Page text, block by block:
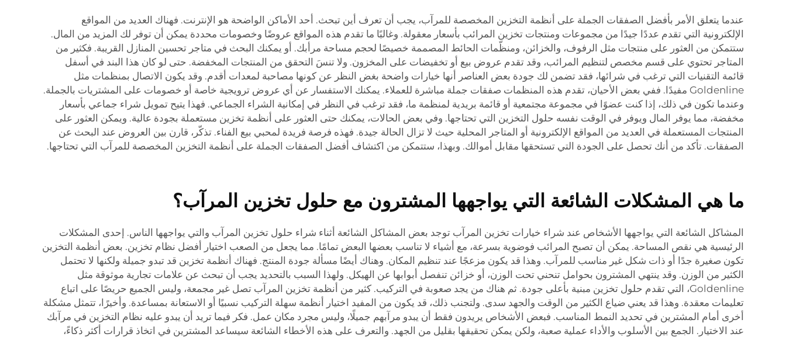
عندما يتعلق الأمر بأفضل الصفقات الجملة على أنظمة التخزين المخصصة للمرآب، يجب أن تعرف أين تبحث. أحد الأماكن الواضحة هو الإنترنت. فهناك العديد من المواقع
الإلكترونية التي تقدم عددًا جيدًا من مجموعات ومنتجات تخزين المرائب بأسعار معقولة. وغالبًا ما تقدم هذه المواقع عروضًا وخصومات محددة يمكن أن توفر لك المزيد من المال.
ستتمكن من العثور على منتجات مثل الرفوف، والخزائن، ومنظّمات الحائط المصممة خصيصًا لحجم مساحة مرأبك. أو يمكنك البحث في متاجر تحسين المنازل القريبة. فكثير من
المتاجر تحتوي على قسم مخصص لتنظيم المرائب، وقد تقدم عروض بيع أو تخفيضات على المخزون. ولا تنسَ التحقق من المنتجات المخفضة. حتى لو كان هذا البند في أسفل
قائمة التقنيات التي ترغب في شرائها، فقد تضمن لك جودة بعض العناصر أنها خيارات واضحة بغض النظر عن كونها مصاحبة لمعدات أقدم. وقد يكون الاتصال بمنظمات مثل
Goldenline مفيدًا. ففي بعض الأحيان، تقدم هذه المنظمات صفقات جملة مباشرة للعملاء. يمكنك الاستفسار عن أي عروض ترويجية خاصة أو خصومات على المشتريات بالجملة.
وعندما تكون في ذلك، إذا كنت عضوًا في مجموعة مجتمعية أو قائمة بريدية لمنظمة ما، فقد ترغب في النظر في إمكانية الشراء الجماعي. فهذا يتيح تمويل شراء جماعي بأسعار
مخفضة، مما يوفر المال ويوفر في الوقت نفسه حلول التخزين التي تحتاجها. وفي بعض الحالات، يمكنك حتى العثور على أنظمة تخزين مستعملة بجودة عالية. ويمكن العثور على
المنتجات المستعملة في العديد من المواقع الإلكترونية أو المتاجر المحلية حيث لا تزال الحالة جيدة. فهذه فرصة فريدة لمحبي بيع الفناء. تذكّر، قارن بين العروض عند البحث عن
الصفقات. تأكد من أنك تحصل على الجودة التي تستحقها مقابل أموالك. وبهذا، ستتمكن من اكتشاف أفضل الصفقات الجملة على أنظمة التخزين المخصصة للمرآب التي تحتاجها.
ما هي المشكلات الشائعة التي يواجهها المشترون مع حلول تخزين المرآب؟
المشاكل الشائعة التي يواجهها الأشخاص عند شراء خيارات تخزين المرآب توجد بعض المشاكل الشائعة أثناء شراء حلول تخزين المرآب والتي يواجهها الناس. إحدى المشكلات
الرئيسية هي نقص المساحة. يمكن أن تصبح المرائب فوضوية بسرعة، مع أشياء لا تناسب بعضها البعض تمامًا. مما يجعل من الصعب اختيار أفضل نظام تخزين. بعض أنظمة التخزين
تكون صغيرة جدًا أو ذات شكل غير مناسب للمرآب. وهذا قد يكون مزعجًا عند تنظيم المكان. وهناك أيضًا مسألة جودة المنتج. فهناك أنظمة تخزين قد تبدو جميلة ولكنها لا تحتمل
الكثير من الوزن. وقد ينتهي المشترون بحوامل تنحني تحت الوزن، أو خزائن تنفصل أبوابها عن الهيكل. ولهذا السبب بالتحديد يجب أن تبحث عن علامات تجارية موثوقة مثل
Goldenline، التي تقدم حلول تخزين مبنية بأعلى جودة. ثم هناك من يجد صعوبة في التركيب. كثير من أنظمة تخزين المرآب تصل غير مجمعة، وليس الجميع حريصًا على اتباع
تعليمات معقدة. وهذا قد يعني ضياع الكثير من الوقت والجهد سدى. ولتجنب ذلك، قد يكون من المفيد اختيار أنظمة سهلة التركيب نسبيًا أو الاستعانة بمساعدة. وأخيرًا، تتمثل مشكلة
أخرى أمام المشترين في تحديد النمط المناسب. فبعض الأشخاص يريدون فقط أن يبدو مرآبهم جميلًا، وليس مجرد مكان عمل. فكر فيما تريد أن يبدو عليه نظام التخزين في مرآبك
عند الاختيار. الجمع بين الأسلوب والأداء عملية صعبة، ولكن يمكن تحقيقها بقليل من الجهد. والتعرف على هذه الأخطاء الشائعة سيساعد المشترين في اتخاذ قرارات أكثر ذكاءً،